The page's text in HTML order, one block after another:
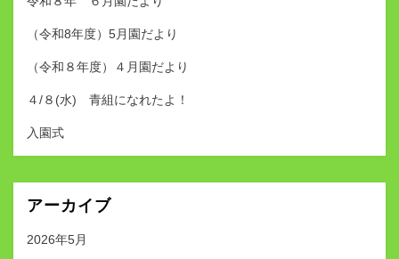
（令和8年度）5月園だより
（令和８年度）４月園だより
４/８(水) 青組になれたよ！
入園式
アーカイブ
2026年5月